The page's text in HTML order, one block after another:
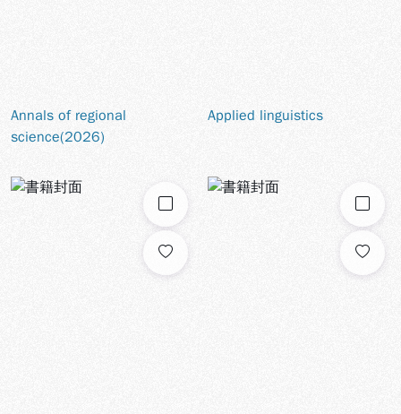
Annals of regional
science(2026)
Applied linguistics
勾選 勾選